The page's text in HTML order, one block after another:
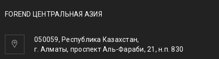
FOREND ЦЕНТРАЛЬНАЯ АЗИЯ
050059, Республика Казахстан,
г. Алматы, проспект Аль-Фараби, 21, н.п. 830